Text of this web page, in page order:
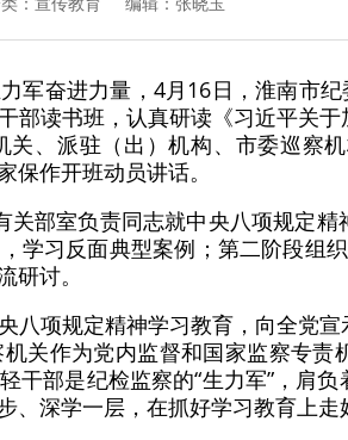
军奋进力量，4月16日，淮南市
部读书班，认真研读《习近平关
、派驻（出）机构、市委巡察
作开班动员讲话。
部室负责同志就中央八项规定
习反面典型案例；第二阶段组
讨。
八项规定精神学习教育，向全党
关作为党内监督和国家监察专责
干部是纪检监察的“生力军”，肩
深学一层，在抓好学习教育上走